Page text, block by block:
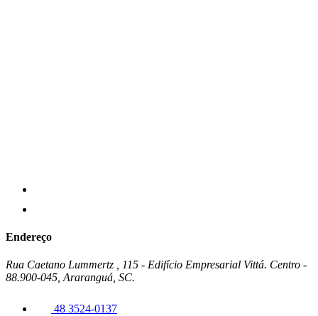
Endereço
Rua Caetano Lummertz , 115 - Edifício Empresarial Vittá. Centro -
88.900-045, Araranguá, SC.
48 3524-0137